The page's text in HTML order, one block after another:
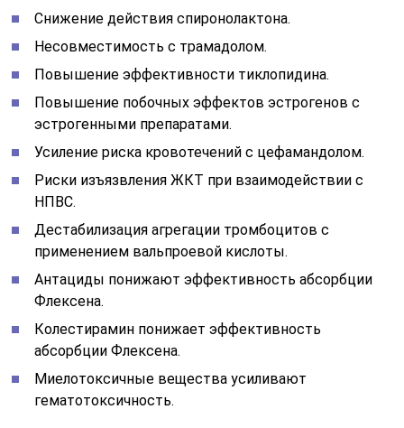
Снижение действия спиронолактона.
Несовместимость с трамадолом.
Повышение эффективности тиклопидина.
Повышение побочных эффектов эстрогенов с
эстрогенными препаратами.
Усиление риска кровотечений с цефамандолом.
Риски изъязвления ЖКТ при взаимодействии с
НПВС.
Дестабилизация агрегации тромбоцитов с
применением вальпроевой кислоты.
Антациды понижают эффективность абсорбции
Флексена.
Колестирамин понижает эффективность
абсорбции Флексена.
Миелотоксичные вещества усиливают
гематотоксичность.